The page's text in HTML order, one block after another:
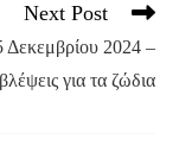
Next Post
Δεκεμβρίου 2024 –
για τα ζώδια